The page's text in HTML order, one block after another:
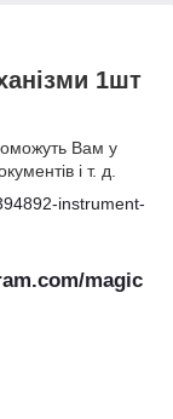
1шт
Вам у
і т. д.
instrument-
magic